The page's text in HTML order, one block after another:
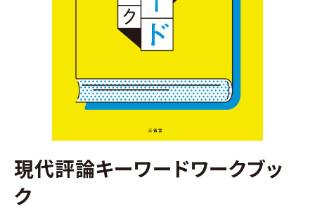
現代評論キーワードワークブッ
ク